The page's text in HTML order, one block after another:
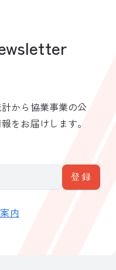
から協業事業の公
をお届けします。
内